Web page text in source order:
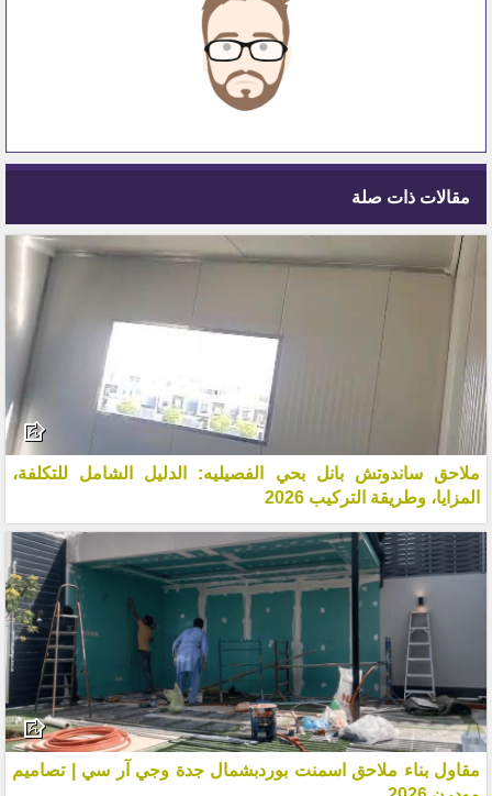
مقالات ذات صلة
ملاحق ساندوتش بانل بحي الفصيليه: الدليل الشامل للتكلفة،
المزايا، وطريقة التركيب 2026
مقاول بناء ملاحق اسمنت بوردبشمال جدة وجي آر سي | تصاميم